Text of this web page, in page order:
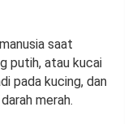
saat
putih, atau kucai
pada kucing, dan
merah.